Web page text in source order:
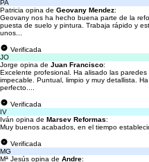
PA
Patricia opina de Geovany Mendez:
Geovany nos ha hecho buena parte de la
puesta de suelo y pintura. Trabaja rápido y
unos...
Verificada
JO
Jorge opina de Juan Francisco:
Excelente profesional. Ha alisado las
impecable. Puntual, limpio y muy detallista.
perfecto....
Verificada
IV
Iván opina de Marsev Reformas:
Muy buenos acabados, en el tiempo
Verificada
MG
Mª Jesús opina de Andre: